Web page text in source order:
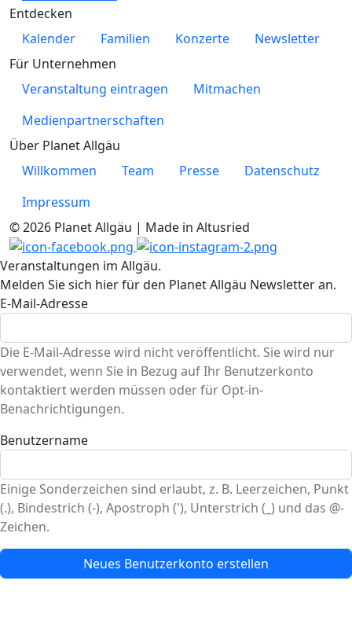
Entdecken
Kalender
Familien Konzerte
Newsletter
Für Unternehmen
Veranstaltung eintragen
Mitmachen
Medienpartnerschaften
Über Planet Allgäu
Willkommen
Team Presse
Datenschutz
Impressum
© 2026 Planet Allgäu | Made in Altusried
Veranstaltungen im Allgäu.
Melden Sie sich hier für den Planet Allgäu Newsletter an.
E-Mail-Adresse
Die E-Mail-Adresse wird nicht veröffentlicht. Sie wird nur
verwendet, wenn Sie in Bezug auf Ihr Benutzerkonto
kontaktiert werden müssen oder für Opt-in-
Benachrichtigungen.
Benutzername
Einige Sonderzeichen sind erlaubt, z. B. Leerzeichen, Punkt
(.), Bindestrich (-), Apostroph ('), Unterstrich (_) und das @-
Zeichen.